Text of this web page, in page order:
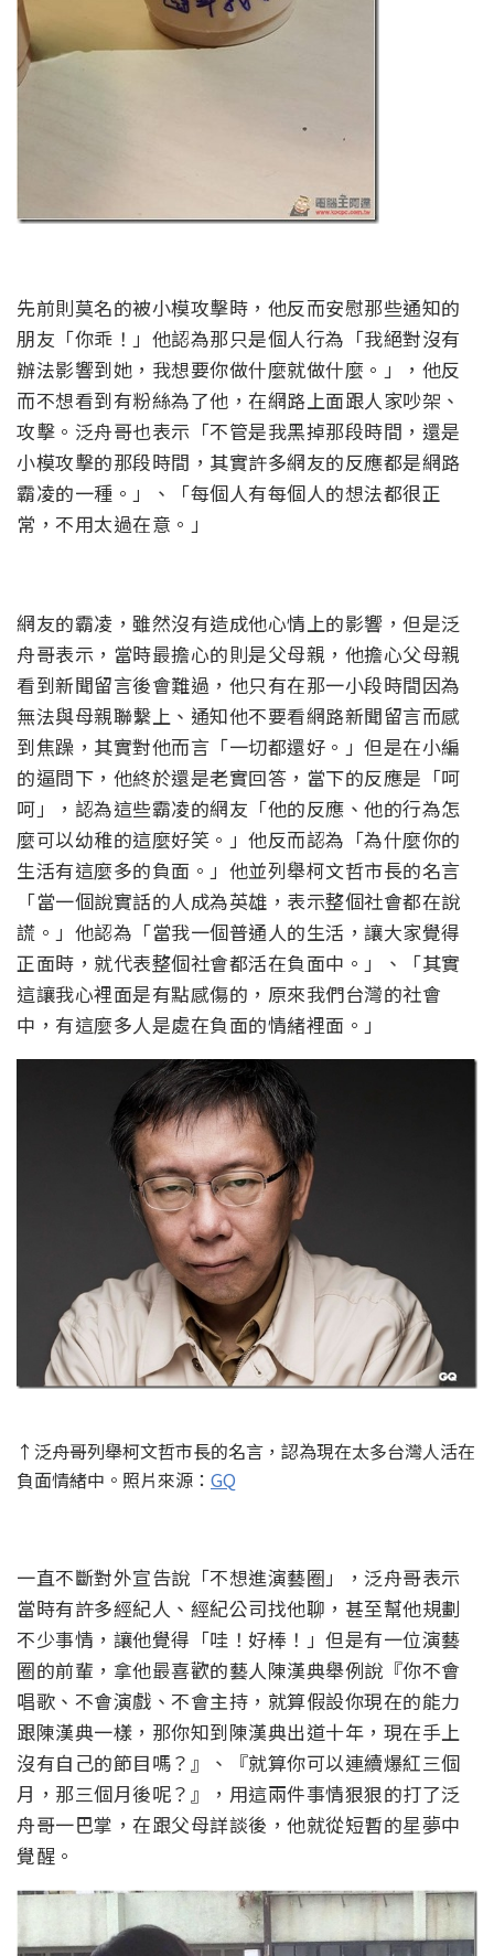
先前則莫名的被小模攻擊時，他反而安慰那些通知的
朋友「你乖！」他認為那只是個人行為「我絕對沒有
辦法影響到她，我想要你做什麼就做什麼。」，他反
而不想看到有粉絲為了他，在網路上面跟人家吵架、
攻擊。泛舟哥也表示「不管是我黑掉那段時間，還是
小模攻擊的那段時間，其實許多網友的反應都是網路
霸凌的一種。」、「每個人有每個人的想法都很正
常，不用太過在意。」
網友的霸凌，雖然沒有造成他心情上的影響，但是泛
舟哥表示，當時最擔心的則是父母親，他擔心父母親
看到新聞留言後會難過，他只有在那一小段時間因為
無法與母親聯繫上、通知他不要看網路新聞留言而感
到焦躁，其實對他而言「一切都還好。」但是在小編
的逼問下，他終於還是老實回答，當下的反應是「呵
呵」，認為這些霸凌的網友「他的反應、他的行為怎
麼可以幼稚的這麼好笑。」他反而認為「為什麼你的
生活有這麼多的負面。」他並列舉柯文哲市長的名言
「當一個說實話的人成為英雄，表示整個社會都在說
謊。」他認為「當我一個普通人的生活，讓大家覺得
正面時，就代表整個社會都活在負面中。」、「其實
這讓我心裡面是有點感傷的，原來我們台灣的社會
中，有這麼多人是處在負面的情緒裡面。」
↑泛舟哥列舉柯文哲市長的名言，認為現在太多台灣人活在
負面情緒中。照片來源： GQ
一直不斷對外宣告說「不想進演藝圈」，泛舟哥表示
當時有許多經紀人、經紀公司找他聊，甚至幫他規劃
不少事情，讓他覺得「哇！好棒！」但是有一位演藝
圈的前輩，拿他最喜歡的藝人陳漢典舉例說『你不會
唱歌、不會演戲、不會主持，就算假設你現在的能力
跟陳漢典一樣，那你知到陳漢典出道十年，現在手上
沒有自己的節目嗎？』、『就算你可以連續爆紅三個
月，那三個月後呢？』，用這兩件事情狠狠的打了泛
舟哥一巴掌，在跟父母詳談後，他就從短暫的星夢中
覺醒。